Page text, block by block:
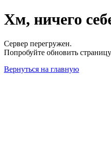
Хм, ничего
Сервер перегружен.
Попробуйте обновить
Вернуться на главную